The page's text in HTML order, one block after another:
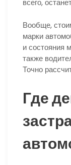
всего,
Вообще,
марки
и состояния
также
Точно
Где